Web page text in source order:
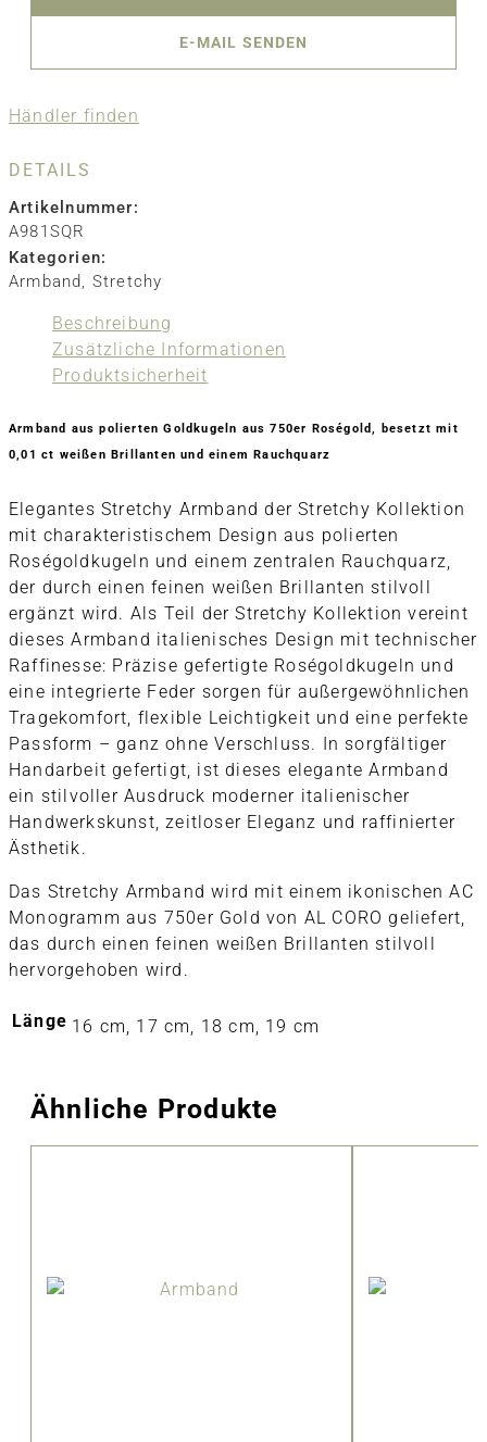
E-MAIL SENDEN
Händler finden
DETAILS
Artikelnummer:
A981SQR
Kategorien:
Armband, Stretchy
Beschreibung
Zusätzliche Informationen
Produktsicherheit
Armband aus polierten Goldkugeln aus 750er Roségold, besetzt mit
0,01 ct weißen Brillanten und einem Rauchquarz
Elegantes Stretchy Armband der Stretchy Kollektion
mit charakteristischem Design aus polierten
Roségoldkugeln und einem zentralen Rauchquarz,
der durch einen feinen weißen Brillanten stilvoll
ergänzt wird. Als Teil der Stretchy Kollektion vereint
dieses Armband italienisches Design mit technischer
Raffinesse: Präzise gefertigte Roségoldkugeln und
eine integrierte Feder sorgen für außergewöhnlichen
Tragekomfort, flexible Leichtigkeit und eine perfekte
Passform – ganz ohne Verschluss. In sorgfältiger
Handarbeit gefertigt, ist dieses elegante Armband
ein stilvoller Ausdruck moderner italienischer
Handwerkskunst, zeitloser Eleganz und raffinierter
Ästhetik.
Das Stretchy Armband wird mit einem ikonischen AC
Monogramm aus 750er Gold von AL CORO geliefert,
das durch einen feinen weißen Brillanten stilvoll
hervorgehoben wird.
Länge 16 cm, 17 cm, 18 cm, 19 cm
Ähnliche Produkte